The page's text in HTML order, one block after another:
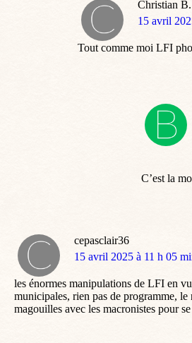
Christian B.
dit
15 avril
Tout comme moi LFI
C’est la
cepasclair36
dit
15 avril 2025 à 11 h 05
les énormes manipulations de LFI en
municipales, rien pas de programme, le
magouilles avec les macronistes pour